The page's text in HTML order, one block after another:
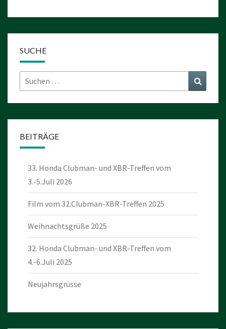
SUCHE
Suchen
nach:
BEITRÄGE
33. Honda Clubman- und XBR-Treffen vom
3.-5.Juli 2026
Film vom 32.Clubman-XBR-Treffen 2025
Weihnachtsgrüße 2025
32. Honda Clubman- und XBR-Treffen vom
4.-6.Juli 2025
Neujahrsgrüsse